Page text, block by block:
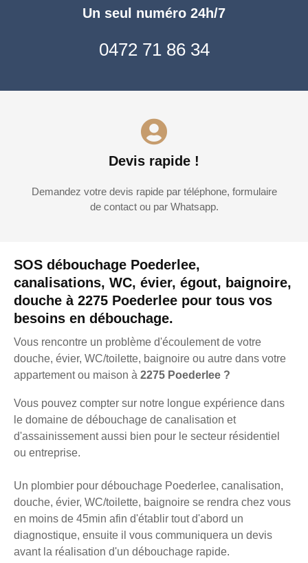
SOS débouchage Poederlee,
canalisations, WC, évier, égout, baignoire,
douche à 2275 Poederlee pour tous vos
besoins en débouchage.
Vous rencontre un problème d'écoulement de votre
douche, évier, WC/toilette, baignoire ou autre dans votre
appartement ou maison à 2275 Poederlee ?
Vous pouvez compter sur notre longue expérience dans
le domaine de débouchage de canalisation et
d'assainissement aussi bien pour le secteur résidentiel
ou entreprise.
Un plombier pour débouchage Poederlee, canalisation,
douche, évier, WC/toilette, baignoire se rendra chez vous
en moins de 45min afin d'établir tout d'abord un
diagnostique, ensuite il vous communiquera un devis
avant la réalisation d'un débouchage rapide.
Un seul numéro 24h/7
0472 71 86 34
Devis rapide !
Demandez votre devis rapide par téléphone, formulaire
de contact ou par Whatsapp.